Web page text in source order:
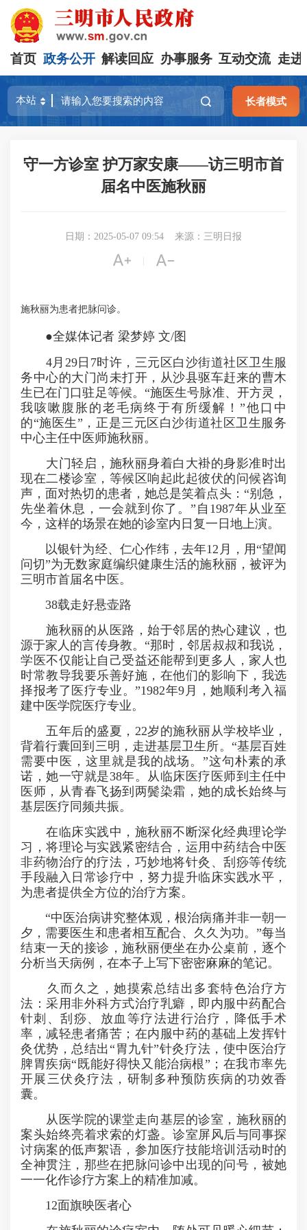
首页 政务公开 解读回应 办事服务 互动交流 走进
长者模式
守一方诊室 护万家安康——访三明市首
届名中医施秋丽
日期：2025-05-07 09:54 来源：三明日报
 
施秋丽为患者把脉问诊。
●全媒体记者 梁梦婷 文/图
4月29日7时许，三元区白沙街道社区卫生服
务中心的大门尚未打开，从沙县驱车赶来的曹木
生已在门口驻足等候。“施医生号脉准、开方灵，
我咳嗽腹胀的老毛病终于有所缓解！”他口中
的“施医生”，正是三元区白沙街道社区卫生服务
中心主任中医师施秋丽。
大门轻启，施秋丽身着白大褂的身影准时出
现在二楼诊室，等候区响起此起彼伏的问候咨询
声，面对热切的患者，她总是笑着点头：“别急，
先坐着休息，一会就到你了。”自1987年从业至
今，这样的场景在她的诊室内日复一日地上演。
以银针为经、仁心作纬，去年12月，用“望闻
问切”为无数家庭编织健康生活的施秋丽，被评为
三明市首届名中医。
38载走好悬壶路
施秋丽的从医路，始于邻居的热心建议，也
源于家人的言传身教。“那时，邻居叔叔和我说，
学医不仅能让自己受益还能帮到更多人，家人也
时常教导我要乐善好施，在他们的影响下，我选
择报考了医疗专业。”1982年9月，她顺利考入福
建中医学院医疗专业。
五年后的盛夏，22岁的施秋丽从学校毕业，
背着行囊回到三明，走进基层卫生所。“基层百姓
需要中医，这里就是我的战场。”这句朴素的承
诺，她一守就是38年。从临床医疗医师到主任中
医师，从青春飞扬到两鬓染霜，她的成长始终与
基层医疗同频共振。
在临床实践中，施秋丽不断深化经典理论学
习，将理论与实践紧密结合，运用中药结合中医
非药物治疗的疗法，巧妙地将针灸、刮痧等传统
手段融入日常诊疗中，努力提升临床实践水平，
为患者提供全方位的治疗方案。
“中医治病讲究整体观，根治病痛并非一朝一
夕，需要医生和患者相互配合、久久为功。”每当
结束一天的接诊，施秋丽便坐在办公桌前，逐个
分析当天病例，在本子上写下密密麻麻的笔记。
久而久之，她摸索总结出多套特色治疗方
法：采用非外科方式治疗乳癖，即内服中药配合
针刺、刮痧、放血等疗法进行治疗，降低手术
率，减轻患者痛苦；在内服中药的基础上发挥针
灸优势，总结出“胃九针”针灸疗法，使中医治疗
脾胃疾病“既能好得快又能治病根”；在我市率先
开展三伏灸疗法，研制多种预防疾病的功效香
囊。
从医学院的课堂走向基层的诊室，施秋丽的
案头始终亮着求索的灯盏。诊室屏风后与同事探
讨病案的低声絮语，参加医疗技能培训活动时的
全神贯注，那些在把脉问诊中出现的问号，被她
一一化作诊疗方案上的精准加减。
12面旗映医者心